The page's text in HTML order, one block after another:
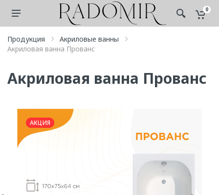
0
Продукция
Акриловые ванны
Акриловая ванна Прованс
Акриловая ванна Прованс
АКЦИЯ